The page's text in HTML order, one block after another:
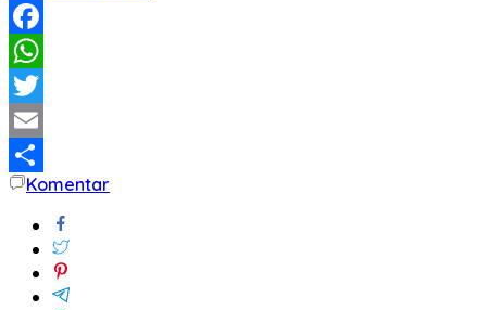
Facebook
WhatsApp
Twitter
Email
Share
Komentar